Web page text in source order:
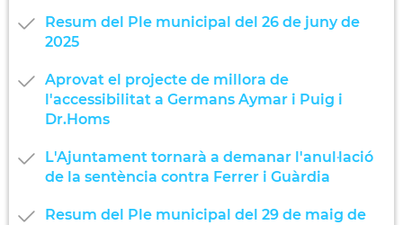
Resum del Ple municipal del 26 de juny de
2025
Aprovat el projecte de millora de
l'accessibilitat a Germans Aymar i Puig i
Dr.Homs
L'Ajuntament tornarà a demanar l'anul·lació
de la sentència contra Ferrer i Guàrdia
Resum del Ple municipal del 29 de maig de